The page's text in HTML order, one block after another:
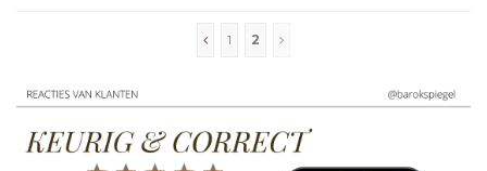
1 2